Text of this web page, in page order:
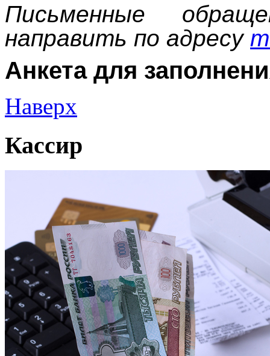
Письменные
направить по адресу
Анкета для
Наверх
Кассир